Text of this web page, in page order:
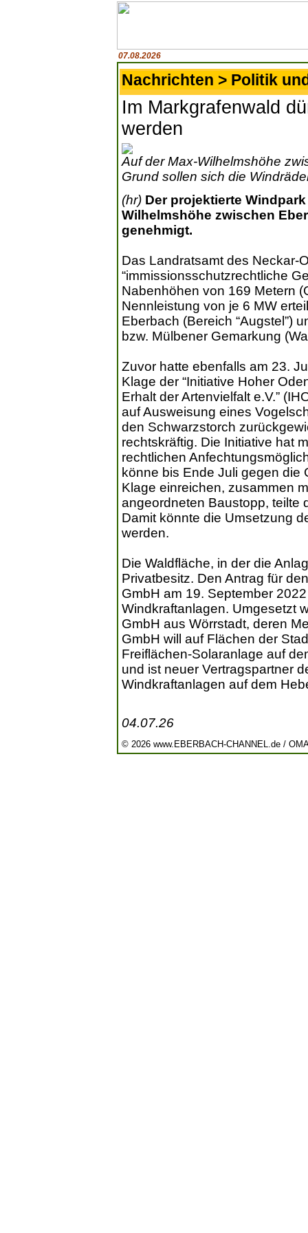
07.08.2026
Nachrichten > Politik
Im Markgrafenwald
werden
Auf der Max-Wilhelmshöhe
Grund sollen sich die
(hr) Der projektierte
Wilhelmshöhe zwischen
genehmigt.
Das Landratsamt des Neckar-
“immissionsschutzrechtliche
Nabenhöhen von 169 Metern
Nennleistung von je 6 MW
Eberbach (Bereich “Augstel”)
bzw. Mülbener Gemarkung
Zuvor hatte ebenfalls am 23.
Klage der “Initiative Hoher
Erhalt der Artenvielfalt e.V.”
auf Ausweisung eines
den Schwarzstorch
rechtskräftig. Die Initiative hat
rechtlichen
könne bis Ende Juli gegen die
Klage einreichen, zusammen
angeordneten Baustopp, teilte
Damit könnte die Umsetzung
werden.
Die Waldfläche, in der die
Privatbesitz. Den Antrag für
GmbH am 19. September
Windkraftanlagen. Umgesetzt
GmbH aus Wörrstadt, deren
GmbH will auf Flächen der
Freiflächen-Solaranlage auf
und ist neuer Vertragspartner
Windkraftanlagen auf dem
04.07.26
© 2026 www.EBERBACH-CHANNEL.de /